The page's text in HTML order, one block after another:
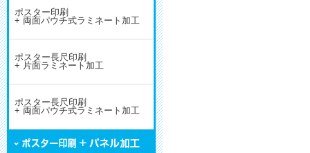
ポスター印刷
+ 両面パウチ式ラミネート加工
ポスター長尺印刷
+ 片面ラミネート加工
ポスター長尺印刷
+ 両面パウチ式ラミネート加工